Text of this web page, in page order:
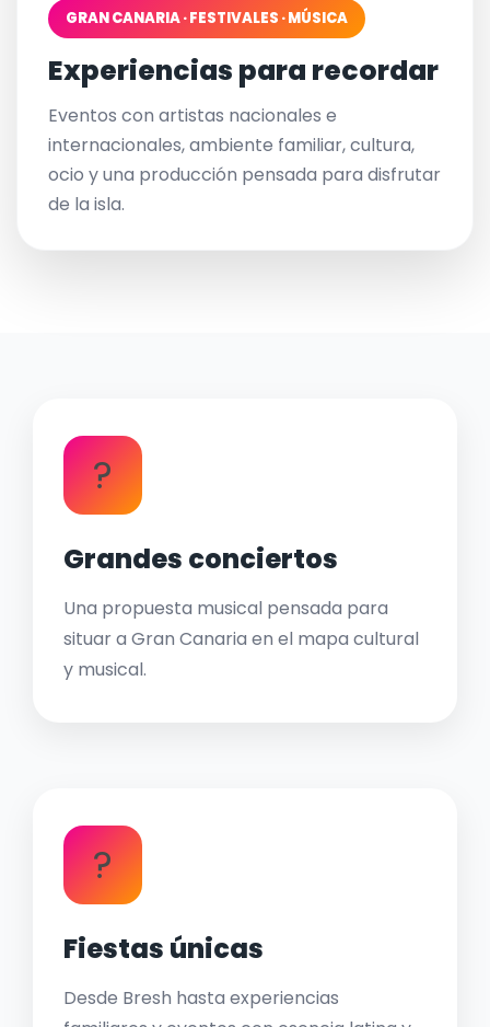
GRAN CANARIA · FESTIVALES · MÚSICA
Experiencias para recordar
Eventos con artistas nacionales e
internacionales, ambiente familiar, cultura,
ocio y una producción pensada para disfrutar
de la isla.
?
Grandes conciertos
Una propuesta musical pensada para
situar a Gran Canaria en el mapa cultural
y musical.
?
Fiestas únicas
Desde Bresh hasta experiencias